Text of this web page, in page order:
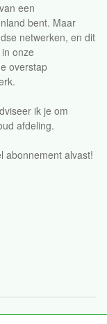
een
bent. Maar
netwerken, en dit
onze
overstap
ik je om
afdeling.
abonnement alvast!